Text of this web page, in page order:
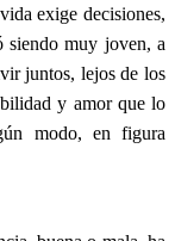
exige decisiones,
siendo muy joven, a
juntos, lejos de los
y amor que lo
modo, en figura